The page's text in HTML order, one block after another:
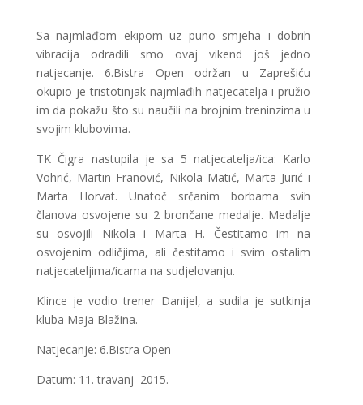
Sa najmlađom ekipom uz puno smjeha i dobrih
vibracija odradili smo ovaj vikend još jedno
natjecanje. 6.Bistra Open održan u Zaprešiću
okupio je tristotinjak najmlađih natjecatelja i pružio
im da pokažu što su naučili na brojnim treninzima u
svojim klubovima.
TK Čigra nastupila je sa 5 natjecatelja/ica: Karlo
Vohrić, Martin Franović, Nikola Matić, Marta Jurić i
Marta Horvat. Unatoč srčanim borbama svih
članova osvojene su 2 brončane medalje. Medalje
su osvojili Nikola i Marta H. Čestitamo im na
osvojenim odličjima, ali čestitamo i svim ostalim
natjecateljima/icama na sudjelovanju.
Klince je vodio trener Danijel, a sudila je sutkinja
kluba Maja Blažina.
Natjecanje: 6.Bistra Open
Datum: 11. travanj 2015.